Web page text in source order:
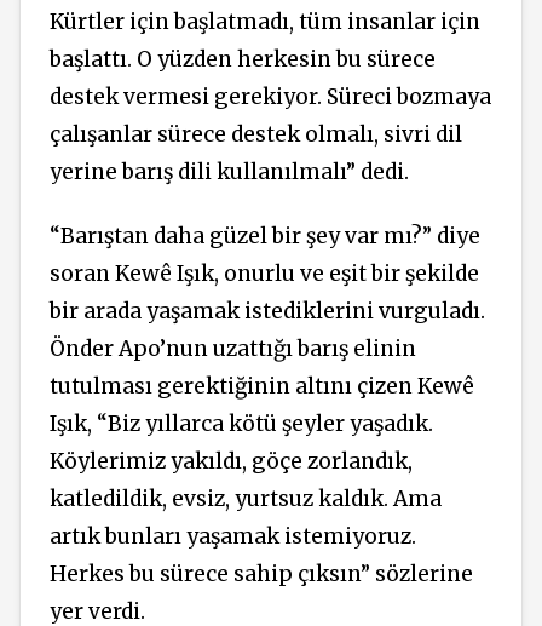
Kürtler için başlatmadı, tüm insanlar için
başlattı. O yüzden herkesin bu sürece
destek vermesi gerekiyor. Süreci bozmaya
çalışanlar sürece destek olmalı, sivri dil
yerine barış dili kullanılmalı” dedi.
“Barıştan daha güzel bir şey var mı?” diye
soran Kewê Işık, onurlu ve eşit bir şekilde
bir arada yaşamak istediklerini vurguladı.
Önder Apo’nun uzattığı barış elinin
tutulması gerektiğinin altını çizen Kewê
Işık, “Biz yıllarca kötü şeyler yaşadık.
Köylerimiz yakıldı, göçe zorlandık,
katledildik, evsiz, yurtsuz kaldık. Ama
artık bunları yaşamak istemiyoruz.
Herkes bu sürece sahip çıksın” sözlerine
yer verdi.